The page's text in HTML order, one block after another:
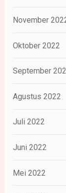
November
Oktober 2022
September
Agustus 2022
Juli 2022
Juni 2022
Mei 2022